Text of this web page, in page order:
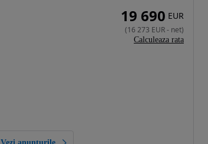
19 690 EUR
(16 273 EUR- net)
Calculeaza rata